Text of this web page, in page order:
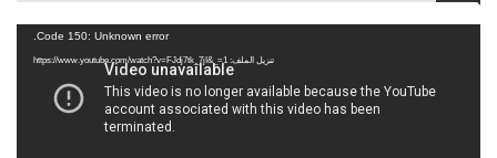
أحمد ميلاد قدور
محمد الهادي كريدان
غيث بن محمود الفاخري
Code 150: Unknown error.
تنزيل الملف: https://www.youtube.com/watch?v=FJdj7tk_7jI&_=1